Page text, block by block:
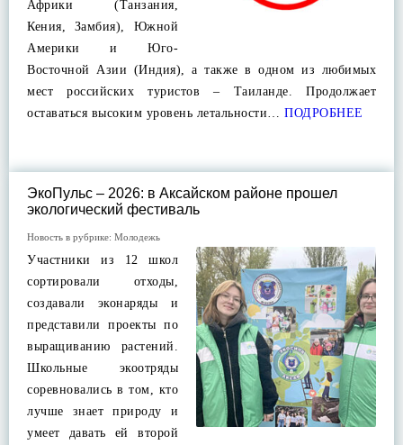
Африки (Танзания,
Кения, Замбия), Южной
Америки и Юго-
Восточной Азии (Индия), а также в одном из любимых
мест российских туристов – Таиланде. Продолжает
оставаться высоким уровень летальности… ПОДРОБНЕЕ
ЭкоПульс – 2026: в Аксайском районе прошел
экологический фестиваль
Новость в рубрике: Молодежь
Участники из 12 школ
сортировали отходы,
создавали эконаряды и
представили проекты по
выращиванию растений.
Школьные экоотряды
соревновались в том, кто
лучше знает природу и
умеет давать ей второй